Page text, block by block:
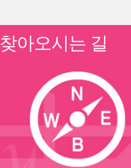
찾아오시는 길